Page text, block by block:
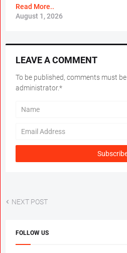
Read More..
August 1, 2026
LEAVE A COMMENT
To be published, comments must
administrator.*
NEXT POST
FOLLOW US